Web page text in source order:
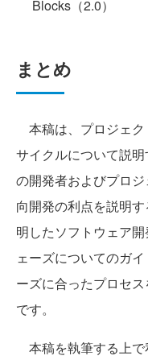
Blocks（2.0）
まとめ
本稿は、プロジェク
サイクルについて説
の開発者およびプロ
向開発の利点を説明
明したソフトウェア
ェーズについてのガ
ーズに合ったプロセ
です。
本稿を執筆する上